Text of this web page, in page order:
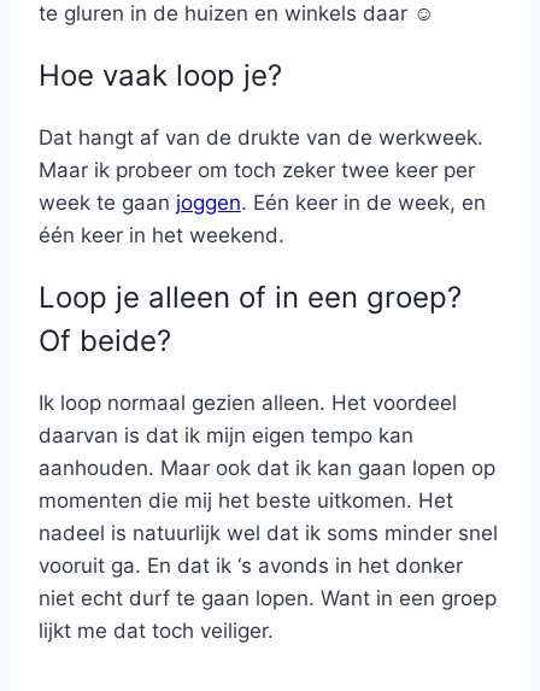
te gluren in de huizen en winkels daar ☺
Hoe vaak loop je?
Dat hangt af van de drukte van de werkweek.
Maar ik probeer om toch zeker twee keer per
week te gaan joggen. Eén keer in de week, en
één keer in het weekend.
Loop je alleen of in een groep?
Of beide?
Ik loop normaal gezien alleen. Het voordeel
daarvan is dat ik mijn eigen tempo kan
aanhouden. Maar ook dat ik kan gaan lopen op
momenten die mij het beste uitkomen. Het
nadeel is natuurlijk wel dat ik soms minder snel
vooruit ga. En dat ik ‘s avonds in het donker
niet echt durf te gaan lopen. Want in een groep
lijkt me dat toch veiliger.